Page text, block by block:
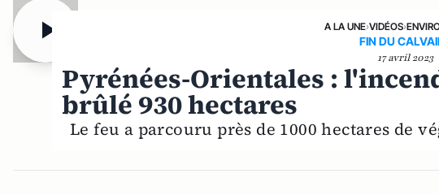
A LA UNE›VIDÉOS›
FIN DU
17 avril 2023
Pyrénées-Orientales :
brûlé 930 hectares
Le feu a parcouru près de 1000 hectares de